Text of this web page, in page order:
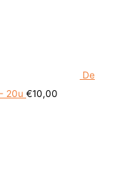
De
20u €10,00